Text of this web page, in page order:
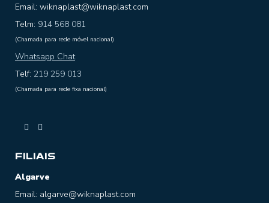
Email: wiknaplast@wiknaplast.com
Telm: 914 568 081
(Chamada para rede móvel nacional)
Whatsapp Chat
Telf: 219 259 013
(Chamada para rede fixa nacional)
FILIAIS
Algarve
Email: algarve@wiknaplast.com